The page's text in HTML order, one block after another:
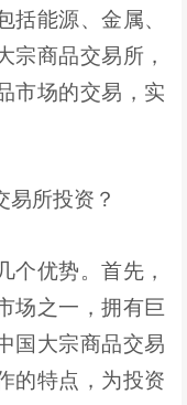
能源、金属、
宗商品交易所，
市场的交易，实
所投资？
个优势。首先，
场之一，拥有巨
国大宗商品交易
的特点，为投资